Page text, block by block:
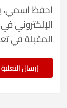
احفظ اسمي،
الإلكتروني
المقبلة في